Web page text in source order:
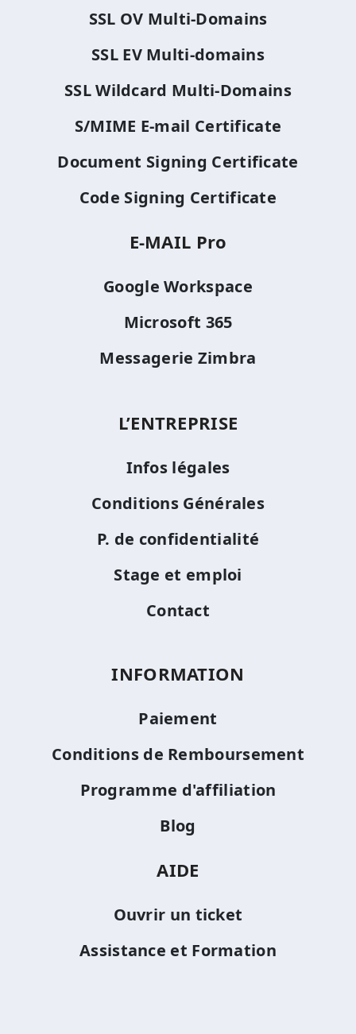
SSL OV Multi-Domains
SSL EV Multi-domains
SSL Wildcard Multi-Domains
S/MIME E-mail Certificate
Document Signing Certificate
Code Signing Certificate
E-MAIL Pro
Google Workspace
Microsoft 365
Messagerie Zimbra
L’ENTREPRISE
Infos légales
Conditions Générales
P. de confidentialité
Stage et emploi
Contact
INFORMATION
Paiement
Conditions de Remboursement
Programme d'affiliation
Blog
AIDE
Ouvrir un ticket
Assistance et Formation